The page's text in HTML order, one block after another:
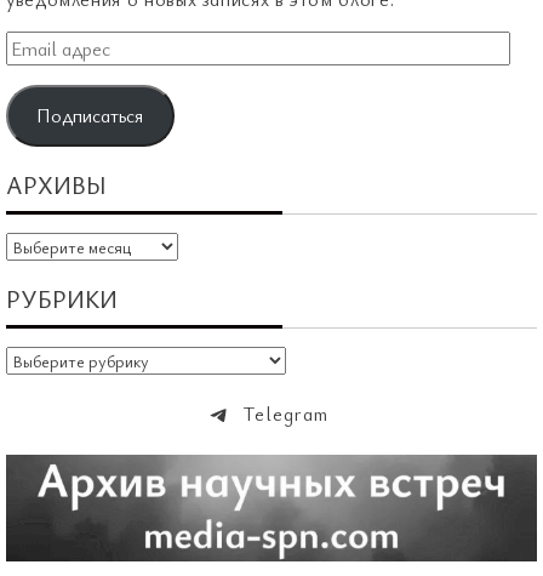
Email
адрес
Подписаться
АРХИВЫ
Архивы
РУБРИКИ
Рубрики
Telegram